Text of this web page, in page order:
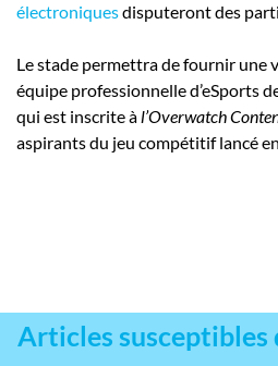
électroniquesdisputeront des
Le stade permettra de fournir une
équipe professionnelle d’eSports
qui est inscrite àl’Overwatch
aspirants du jeu compétitif lancé
Articles susceptibles